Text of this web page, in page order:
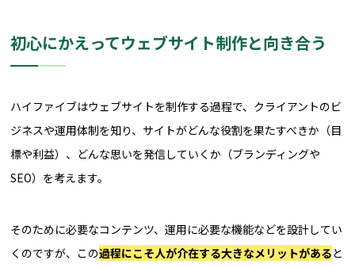
初心にかえってウェブサイト制作と向き合う
ハイファイブはウェブサイトを制作する過程で、クライアントのビ
ジネスや運用体制を知り、サイトがどんな役割を果たすべきか（目
標や利益）、どんな思いを発信していくか（ブランディングや
SEO）を考えます。
そのために必要なコンテンツ、運用に必要な機能などを設計してい
くのですが、この過程にこそ人が介在する大きなメリットがあると